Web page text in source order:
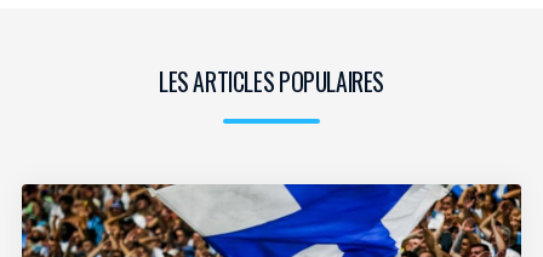
LES ARTICLES POPULAIRES